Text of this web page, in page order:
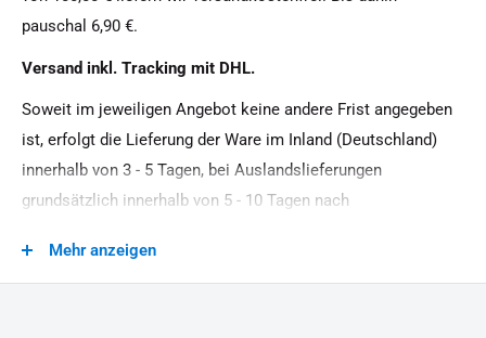
Kunststoff
Universal Modellreihe
Motorradmarke:
Reflektor
pauschal 6,90 €.
Versand inkl. Tracking mit DHL.
Soweit im jeweiligen Angebot keine andere Frist angegeben
ist, erfolgt die Lieferung der Ware im Inland (Deutschland)
innerhalb von 3 - 5 Tagen, bei Auslandslieferungen
grundsätzlich innerhalb von 5 - 10 Tagen nach
Zeitpunkt Ihrer Zahlungsanweisung).Beachten Sie, dass an
Mehr anzeigen